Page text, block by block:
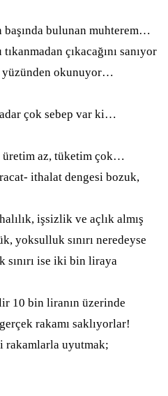
bulunan muhterem…
çıkacağını sanıyor
yüzünden okunuyor…
çok sebep var ki…
üretim az, tüketim çok…
ithalat dengesi bozuk,
işsizlik ve açlık almış
yoksulluk sınırı neredeyse
sınırı ise iki bin liraya
10 bin liranın üzerinde
rakamı saklıyorlar!
rakamlarla uyutmak;